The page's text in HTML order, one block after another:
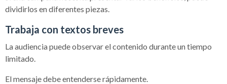
dividirlos en diferentes piezas.
Trabaja con textos breves
La audiencia puede observar el contenido durante un tiempo
limitado.
El mensaje debe entenderse rápidamente.